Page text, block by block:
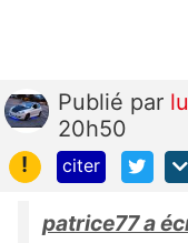
Publié par
20h50
!
citer
patrice77 a